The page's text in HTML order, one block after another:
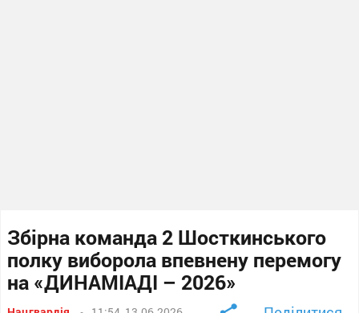
Збірна команда 2 Шосткинського
полку виборола впевнену перемогу
на «ДИНАМІАДІ – 2026»